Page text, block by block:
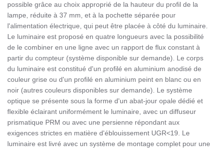
possible grâce au choix approprié de la hauteur du profil de la
lampe, réduite à 37 mm, et à la pochette séparée pour
l'alimentation électrique, qui peut être placée à côté du luminaire.
Le luminaire est proposé en quatre longueurs avec la possibilité
de le combiner en une ligne avec un rapport de flux constant à
partir du compteur (système disponible sur demande). Le corps
du luminaire est constitué d'un profilé en aluminium anodisé de
couleur grise ou d'un profilé en aluminium peint en blanc ou en
noir (autres couleurs disponibles sur demande). Le système
optique se présente sous la forme d'un abat-jour opale dédié et
flexible éclairant uniformément le luminaire, avec un diffuseur
prismatique PRM ou avec une persienne répondant aux
exigences strictes en matière d'éblouissement UGR<19. Le
luminaire est livré avec un système de montage complet pour une